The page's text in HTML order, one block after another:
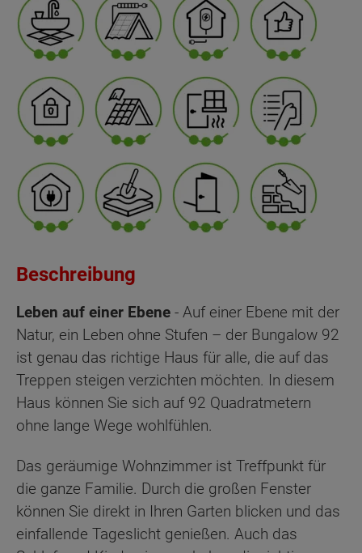
Beschreibung
Leben auf einer Ebene - Auf einer Ebene mit der
Natur, ein Leben ohne Stufen – der Bungalow 92
ist genau das richtige Haus für alle, die auf das
Treppen steigen verzichten möchten. In diesem
Haus können Sie sich auf 92 Quadratmetern
ohne lange Wege wohlfühlen.
Das geräumige Wohnzimmer ist Treffpunkt für
die ganze Familie. Durch die großen Fenster
können Sie direkt in Ihren Garten blicken und das
einfallende Tageslicht genießen. Auch das